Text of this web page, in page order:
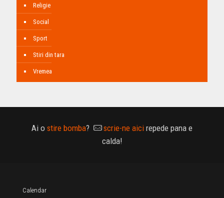
Religie
Social
Sport
Stiri din tara
Vremea
Ai o stire bomba? scrie-ne aici repede pana e
calda!
Calendar